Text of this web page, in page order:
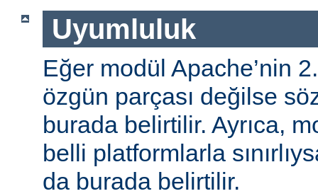
Uyumluluk
Eğer modül Apache’nin 2.
özgün parçası değilse
burada belirtilir. Ayrıca,
belli platformlarla
da burada belirtilir.